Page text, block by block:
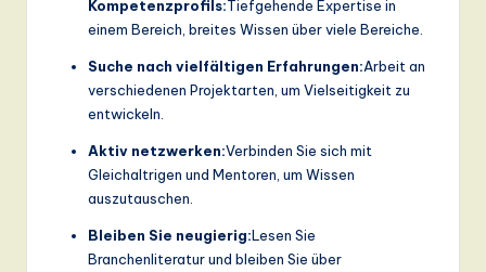
Kompetenzprofils:Tiefgehende Expertise in
einem Bereich, breites Wissen über viele Bereiche.
Suche nach vielfältigen Erfahrungen:Arbeit an
verschiedenen Projektarten, um Vielseitigkeit zu
entwickeln.
Aktiv netzwerken:Verbinden Sie sich mit
Gleichaltrigen und Mentoren, um Wissen
auszutauschen.
Bleiben Sie neugierig:Lesen Sie
Branchenliteratur und bleiben Sie über